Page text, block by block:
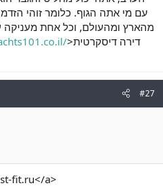
עם מי אתה הגוף. כלומר זוהי
מהארץ ומהעולם, וכל אחת מעניקה
>דירה דיסקרטית
#27
fit.ru</a>